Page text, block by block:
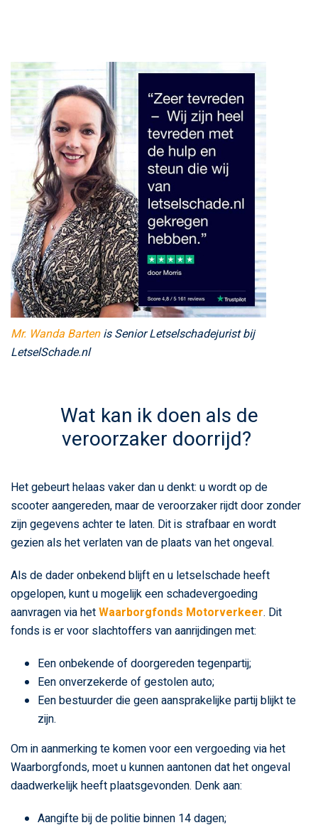
Mr. Wanda Bartenis Senior Letselschadejurist bij
LetselSchade.nl
Wat kan ik doen als de
veroorzaker doorrijd?
Het gebeurt helaas vaker dan u denkt: u wordt op de
scooter aangereden, maar de veroorzaker rijdt door zonder
zijn gegevens achter te laten. Dit is strafbaar en wordt
gezien als het verlaten van de plaats van het ongeval.
Als de dader onbekend blijft en u letselschade heeft
opgelopen, kunt u mogelijk een schadevergoeding
aanvragen via hetWaarborgfonds Motorverkeer. Dit
fonds is er voor slachtoffers van aanrijdingen met:
Een onbekende of doorgereden tegenpartij;
Een onverzekerde of gestolen auto;
Een bestuurder die geen aansprakelijke partij blijkt te
zijn.
Om in aanmerking te komen voor een vergoeding via het
Waarborgfonds, moet u kunnen aantonen dat het ongeval
daadwerkelijk heeft plaatsgevonden. Denk aan:
Aangifte bij de politie binnen 14 dagen;